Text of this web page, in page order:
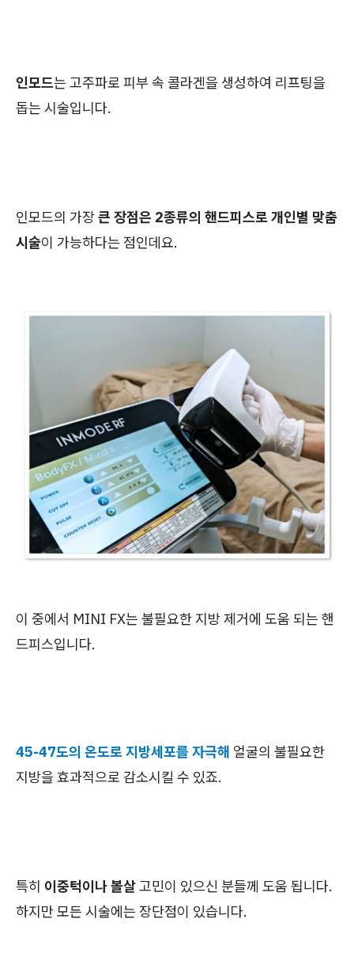
인모드는 고주파로 피부 속 콜라겐을 생성하여 리프팅을
돕는 시술입니다.
인모드의 가장큰 장점은 2종류의 핸드피스로 개인별 맞춤
시술이 가능하다는 점인데요.
이 중에서 MINI FX는 불필요한 지방 제거에 도움 되는 핸
드피스입니다.
45-47도의 온도로 지방세포를 자극해 얼굴의 불필요한
지방을 효과적으로 감소시킬 수 있죠.
특히 이중턱이나 볼살고민이 있으신 분들께 도움 됩니다.
하지만 모든 시술에는 장단점이 있습니다.